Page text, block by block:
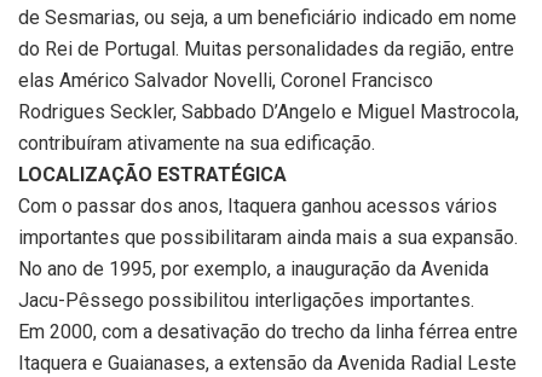
de Sesmarias, ou seja, a um beneficiário indicado em nome
do Rei de Portugal. Muitas personalidades da região, entre
elas Américo Salvador Novelli, Coronel Francisco
Rodrigues Seckler, Sabbado D’Angelo e Miguel Mastrocola,
contribuíram ativamente na sua edificação.
LOCALIZAÇÃO ESTRATÉGICA
Com o passar dos anos, Itaquera ganhou acessos vários
importantes que possibilitaram ainda mais a sua expansão.
No ano de 1995, por exemplo, a inauguração da Avenida
Jacu-Pêssego possibilitou interligações importantes.
Em 2000, com a desativação do trecho da linha férrea entre
Itaquera e Guaianases, a extensão da Avenida Radial Leste